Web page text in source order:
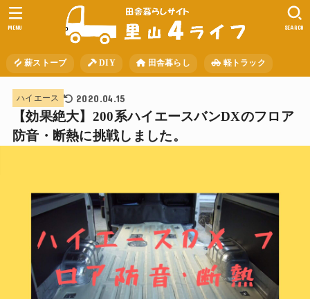
薪ストーブ DIY 田舎暮らし 軽トラック
SEARCH
MENU
ハイエース 2020.04.15
【効果絶大】200系ハイエースバンDXのフロア
防音・断熱に挑戦しました。